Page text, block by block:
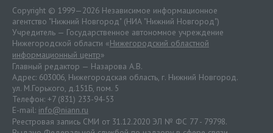
Copyright © 1999—2026 Независимое информационное
агентство "Нижний Новгород" (НИА "Нижний Новгород")
Учредитель — Государственное автономное учреждение
Нижегородской области «Нижегородский областной
информационный центр»
Главный редактор — Назарова А.В.
Адрес: 603006, Нижегородская область, г. Нижний Новгород.
ул. М.Горького, д.151Б, пом. 5
Телефон: +7 (831) 233-94-53
E-mail: info@niann.ru
Реестровая запись СМИ от 31.12.2020 ЭЛ № ФС 77 - 79798.